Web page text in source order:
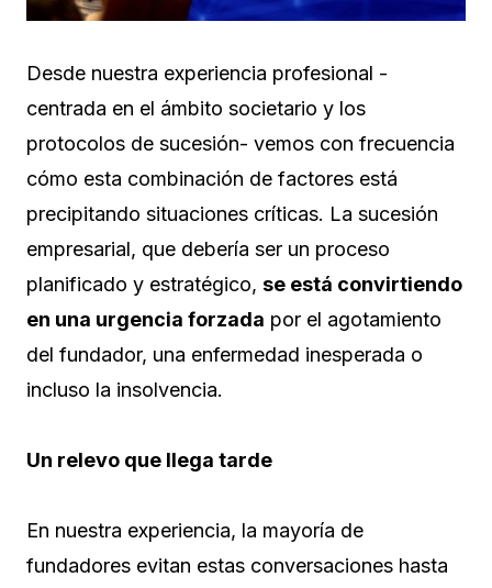
Desde nuestra experiencia profesional -
centrada en el ámbito societario y los
protocolos de sucesión- vemos con frecuencia
cómo esta combinación de factores está
precipitando situaciones críticas. La sucesión
empresarial, que debería ser un proceso
planificado y estratégico, se está convirtiendo
en una urgencia forzada por el agotamiento
del fundador, una enfermedad inesperada o
incluso la insolvencia.
Un relevo que llega tarde
En nuestra experiencia, la mayoría de
fundadores evitan estas conversaciones hasta